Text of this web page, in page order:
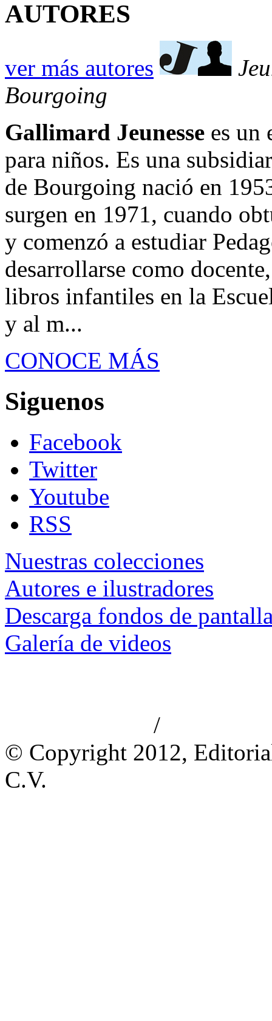
AUTORES
ver más autores
Bourgoing
Gallimard Jeunesse es un
para niños. Es una
de Bourgoing nació en
surgen en 1971, cuando
y comenzó a estudiar
desarrollarse como
libros infantiles en la
y al m...
CONOCE MÁS
Siguenos
Facebook
Twitter
Youtube
RSS
Nuestras colecciones
Autores e ilustradores
Descarga fondos de
Galería de videos
/
© Copyright 2012,
C.V.